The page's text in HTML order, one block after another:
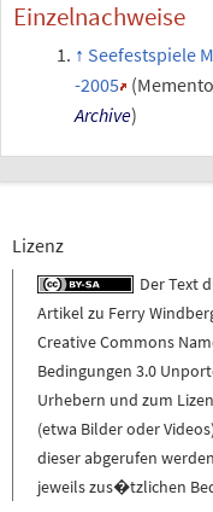
Einzelnachweise
Seefestspiele
-2005 (Memento
Archive)
Lizenz
Der Text
Artikel zu Ferry
Creative Commons
Bedingungen 3.0
Urhebern und zum
(etwa Bilder oder
dieser abgerufen
jeweils zus�tzlichen